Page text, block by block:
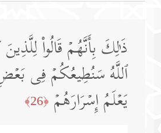
ذَ ٰ⁠لِكَ بِأَنَّهُمۡ قَالُوا۟
ٱللَّهُ سَنُطِیعُكُمۡ فِی بَعۡضِ
یَعۡلَمُ إِسۡرَارَهُمۡ ﴿26﴾